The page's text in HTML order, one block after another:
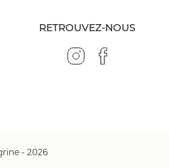
RETROUVEZ-NOUS
- 2026